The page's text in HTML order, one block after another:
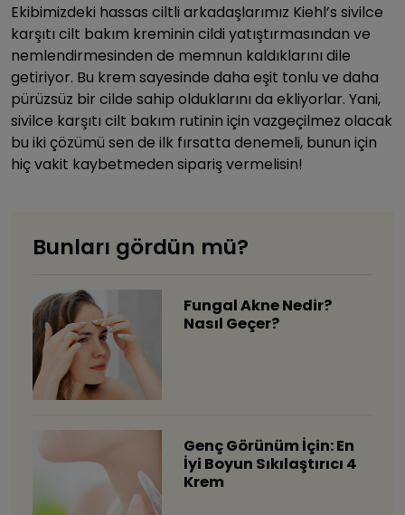
Ekibimizdeki hassas ciltli arkadaşlarımız Kiehl’s sivilce
karşıtı cilt bakım kreminin cildi yatıştırmasından ve
nemlendirmesinden de memnun kaldıklarını dile
getiriyor. Bu krem sayesinde daha eşit tonlu ve daha
pürüzsüz bir cilde sahip olduklarını da ekliyorlar. Yani,
sivilce karşıtı cilt bakım rutinin için vazgeçilmez olacak
bu iki çözümü sen de ilk fırsatta denemeli, bunun için
hiç vakit kaybetmeden sipariş vermelisin!
Bunları gördün mü?
Fungal Akne Nedir?
Nasıl Geçer?
Genç Görünüm İçin: En
İyi Boyun Sıkılaştırıcı 4
Krem